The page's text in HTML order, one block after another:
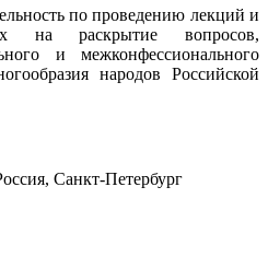
по проведению лекций и
на раскрытие вопросов,
и межконфессионального
народов Российской
Санкт-Петербург